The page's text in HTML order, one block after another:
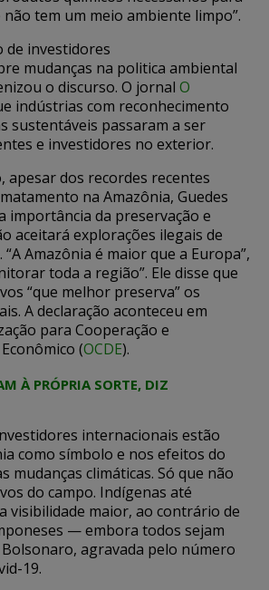
tem um meio ambiente limpo”.
de investidores
mudanças na politica ambiental
o discurso. O jornal O
indústrias com reconhecimento
sustentáveis passaram a ser
e investidores no exterior.
apesar dos recordes recentes
na Amazônia, Guedes
importância da preservação e
aceitará explorações ilegais de
Amazônia é maior que a Europa”,
toda a região”. Ele disse que
“que melhor preserva” os
A declaração aconteceu em
para Cooperação e
(OCDE).
À PRÓPRIA SORTE, DIZ
internacionais estão
como símbolo e nos efeitos do
mudanças climáticas. Só que não
do campo. Indígenas até
visibilidade maior, ao contrário de
— embora todos sejam
agravada pelo número
19.